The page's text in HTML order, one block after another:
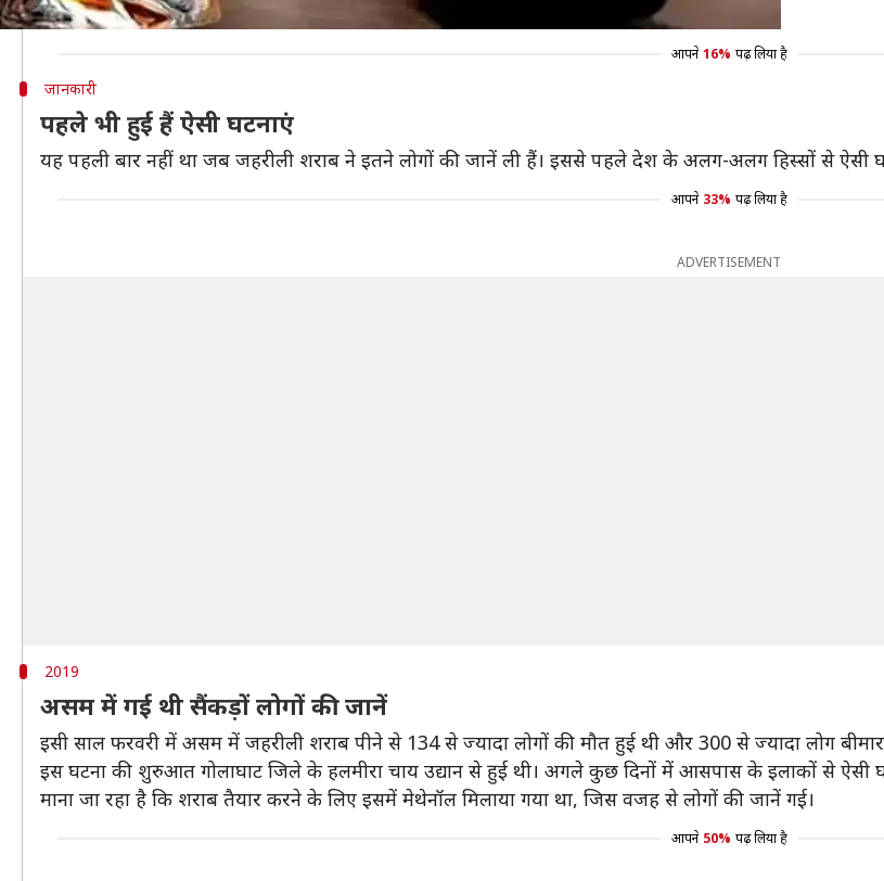
उन्होंने बताया कि विभाग के वरिष्ठ अधिकारियों को घटनास्थल पर भेजा गया है।
आपने 16% पढ़ लिया है
जानकारी
पहले भी हुई हैं ऐसी घटनाएं
यह पहली बार नहीं था जब जहरीली शराब ने इतने लोगों की जानें ली हैं। इससे पहले देश के अलग-अलग हिस्सों से
आपने 33% पढ़ लिया है
ADVERTISEMENT
2019
असम में गई थी सैंकड़ों लोगों की जानें
इसी साल फरवरी में असम में जहरीली शराब पीने से 134 से ज्यादा लोगों की मौत हुई थी और 300 से ज्यादा लोग
इस घटना की शुरुआत गोलाघाट जिले के हलमीरा चाय उद्यान से हुई थी। अगले कुछ दिनों में आसपास के इलाकों से ऐसी
माना जा रहा है कि शराब तैयार करने के लिए इसमें मेथेनॉल मिलाया गया था, जिस वजह से लोगों की जानें गई।
आपने 50% पढ़ लिया है